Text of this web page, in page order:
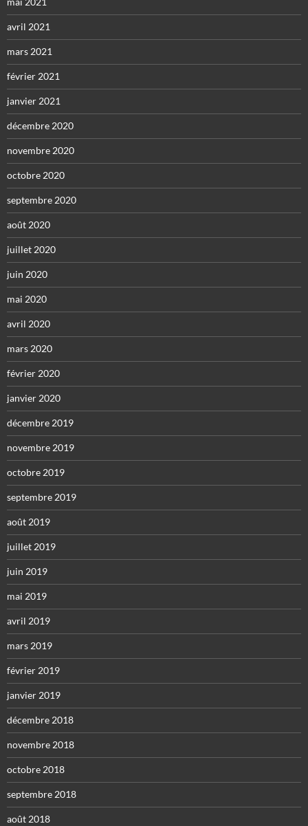
avril 2021
mars 2021
février 2021
janvier 2021
décembre 2020
novembre 2020
octobre 2020
septembre 2020
août 2020
juillet 2020
juin 2020
mai 2020
avril 2020
mars 2020
février 2020
janvier 2020
décembre 2019
novembre 2019
octobre 2019
septembre 2019
août 2019
juillet 2019
juin 2019
mai 2019
avril 2019
mars 2019
février 2019
janvier 2019
décembre 2018
novembre 2018
octobre 2018
septembre 2018
août 2018